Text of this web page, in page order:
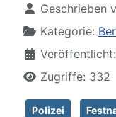
Geschrieben
Kategorie:
Zugriffe: 332
Polizei